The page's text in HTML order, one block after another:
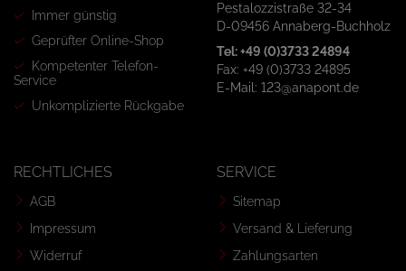
Immer günstig
Geprüfter Online-Shop
Kompetenter Telefon-
Service
Unkomplizierte Rückgabe
Pestalozzistraße 32-34
D-09456 Annaberg-Buchholz
Tel: +49 (0)3733 24894
Fax: +49 (0)3733 24895
E-Mail: 123@anapont.de
RECHTLICHES
AGB
Impressum
Widerruf
SERVICE
Sitemap
Versand & Lieferung
Zahlungsarten